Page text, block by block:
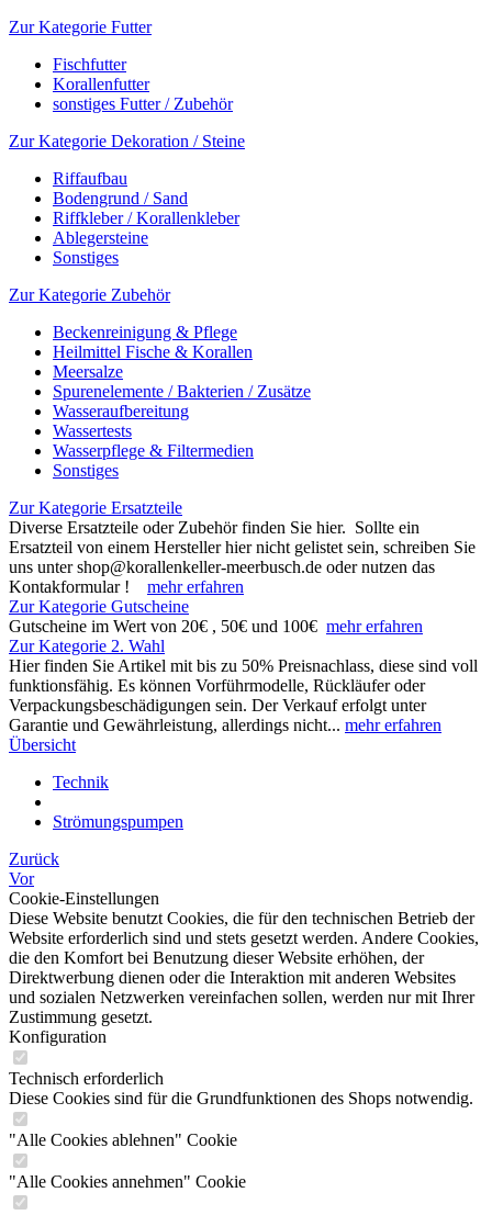
Zur Kategorie Futter
Fischfutter
Korallenfutter
sonstiges Futter / Zubehör
Zur Kategorie Dekoration / Steine
Riffaufbau
Bodengrund / Sand
Riffkleber / Korallenkleber
Ablegersteine
Sonstiges
Zur Kategorie Zubehör
Beckenreinigung & Pflege
Heilmittel Fische & Korallen
Meersalze
Spurenelemente / Bakterien / Zusätze
Wasseraufbereitung
Wassertests
Wasserpflege & Filtermedien
Sonstiges
Zur Kategorie Ersatzteile
Diverse Ersatzteile oder Zubehör finden Sie hier. Sollte ein
Ersatzteil von einem Hersteller hier nicht gelistet sein, schreiben Sie
uns unter shop@korallenkeller-meerbusch.de oder nutzen das
Kontakformular ! mehr erfahren
Zur Kategorie Gutscheine
Gutscheine im Wert von 20€ , 50€ und 100€ mehr erfahren
Zur Kategorie 2. Wahl
Hier finden Sie Artikel mit bis zu 50% Preisnachlass, diese sind voll
funktionsfähig. Es können Vorführmodelle, Rückläufer oder
Verpackungsbeschädigungen sein. Der Verkauf erfolgt unter
Garantie und Gewährleistung, allerdings nicht... mehr erfahren
Übersicht
Technik
Strömungspumpen
Zurück
Vor
Cookie-Einstellungen
Diese Website benutzt Cookies, die für den technischen Betrieb der
Website erforderlich sind und stets gesetzt werden. Andere Cookies,
die den Komfort bei Benutzung dieser Website erhöhen, der
Direktwerbung dienen oder die Interaktion mit anderen Websites
und sozialen Netzwerken vereinfachen sollen, werden nur mit Ihrer
Zustimmung gesetzt.
Konfiguration
Technisch erforderlich
Diese Cookies sind für die Grundfunktionen des Shops notwendig.
"Alle Cookies ablehnen" Cookie
"Alle Cookies annehmen" Cookie